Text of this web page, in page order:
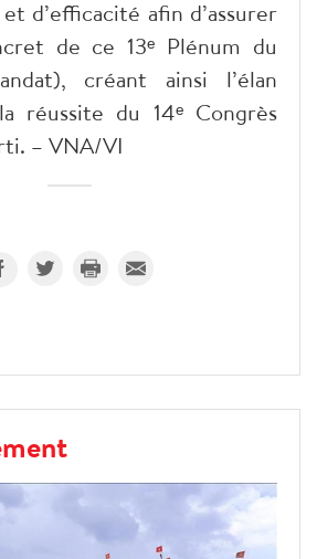
d’efficacité afin d’assurer
de ce 13ᵉ Plénum du
créant ainsi l’élan
réussite du 14ᵉ Congrès
– VNA/VI